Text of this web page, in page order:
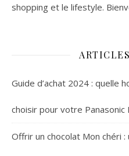
shopping et le lifestyle.
Guide d’achat 2024 : quelle
choisir pour votre Panasonic
Offrir un chocolat Mon chéri